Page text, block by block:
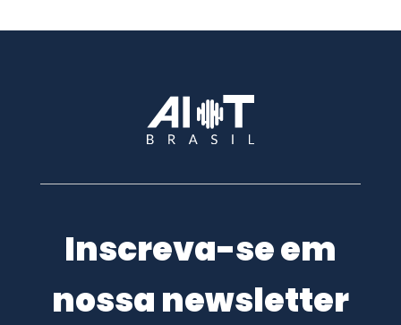
Inscreva-se em
nossa newsletter